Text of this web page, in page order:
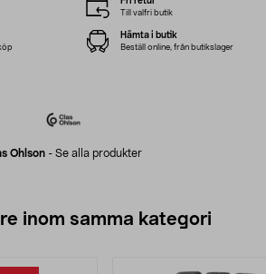
Ohlson - Se alla produkter
Till valfri butik
Hämta i butik
Beställ online, från butikslager
inom samma kategori